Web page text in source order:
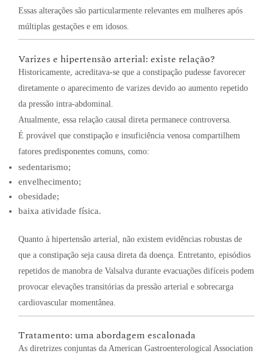
Essas alterações são particularmente relevantes em mulheres após
múltiplas gestações e em idosos.
Varizes e hipertensão arterial: existe relação?
Historicamente, acreditava-se que a constipação pudesse favorecer
diretamente o aparecimento de varizes devido ao aumento repetido
da pressão intra-abdominal.
Atualmente, essa relação causal direta permanece controversa.
É provável que constipação e insuficiência venosa compartilhem
fatores predisponentes comuns, como:
sedentarismo;
envelhecimento;
obesidade;
baixa atividade física.
Quanto à hipertensão arterial, não existem evidências robustas de
que a constipação seja causa direta da doença. Entretanto, episódios
repetidos de manobra de Valsalva durante evacuações difíceis podem
provocar elevações transitórias da pressão arterial e sobrecarga
cardiovascular momentânea.
Tratamento: uma abordagem escalonada
As diretrizes conjuntas da American Gastroenterological Association